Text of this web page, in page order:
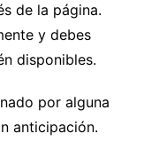
de la página.
y debes
disponibles.
por alguna
anticipación.